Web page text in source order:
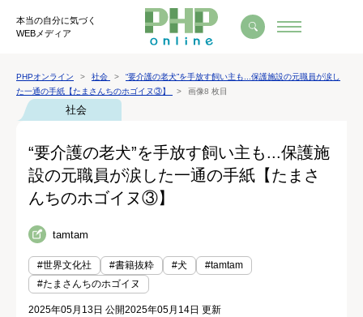
本当の自分に気づく
WEBメディア
PHPオンライン 社会
“要介護の老犬”を手放す飼い主も...保護施設の元職員が涙し
た一通の手紙【たまさんちのホゴイヌ③】
画像8 枚目
社会
“要介護の老犬”を手放す飼い主も...保護施
設の元職員が涙した一通の手紙【たまさ
んちのホゴイヌ③】
tamtam
#世界文化社 #書籍抜粋 #犬
#tamtam
#たまさんちのホゴイヌ
2025年05月13日 公開2025年05月14日 更新